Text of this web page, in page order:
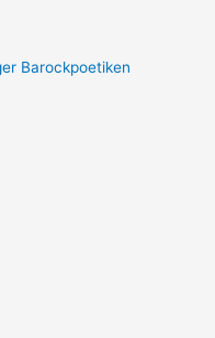
Barockpoetiken